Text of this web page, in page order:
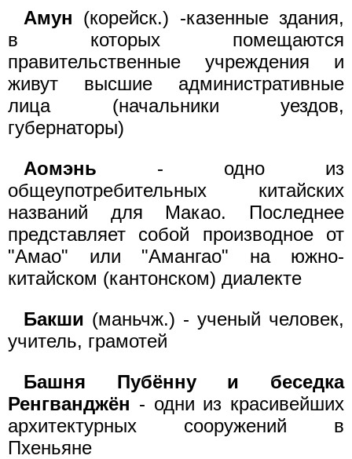
Амун (корейск.) -казенные здания,
в которых помещаются
правительственные учреждения и
живут высшие административные
лица (начальники уездов,
губернаторы)
Аомэнь - одно из
общеупотребительных китайских
названий для Макао. Последнее
представляет собой производное от
"Амао" или "Амангао" на южно-
китайском (кантонском) диалекте
Бакши (маньчж.) - ученый человек,
учитель, грамотей
Башня Пубённу и беседка
Ренгванджён - одни из красивейших
архитектурных сооружений в
Пхеньяне